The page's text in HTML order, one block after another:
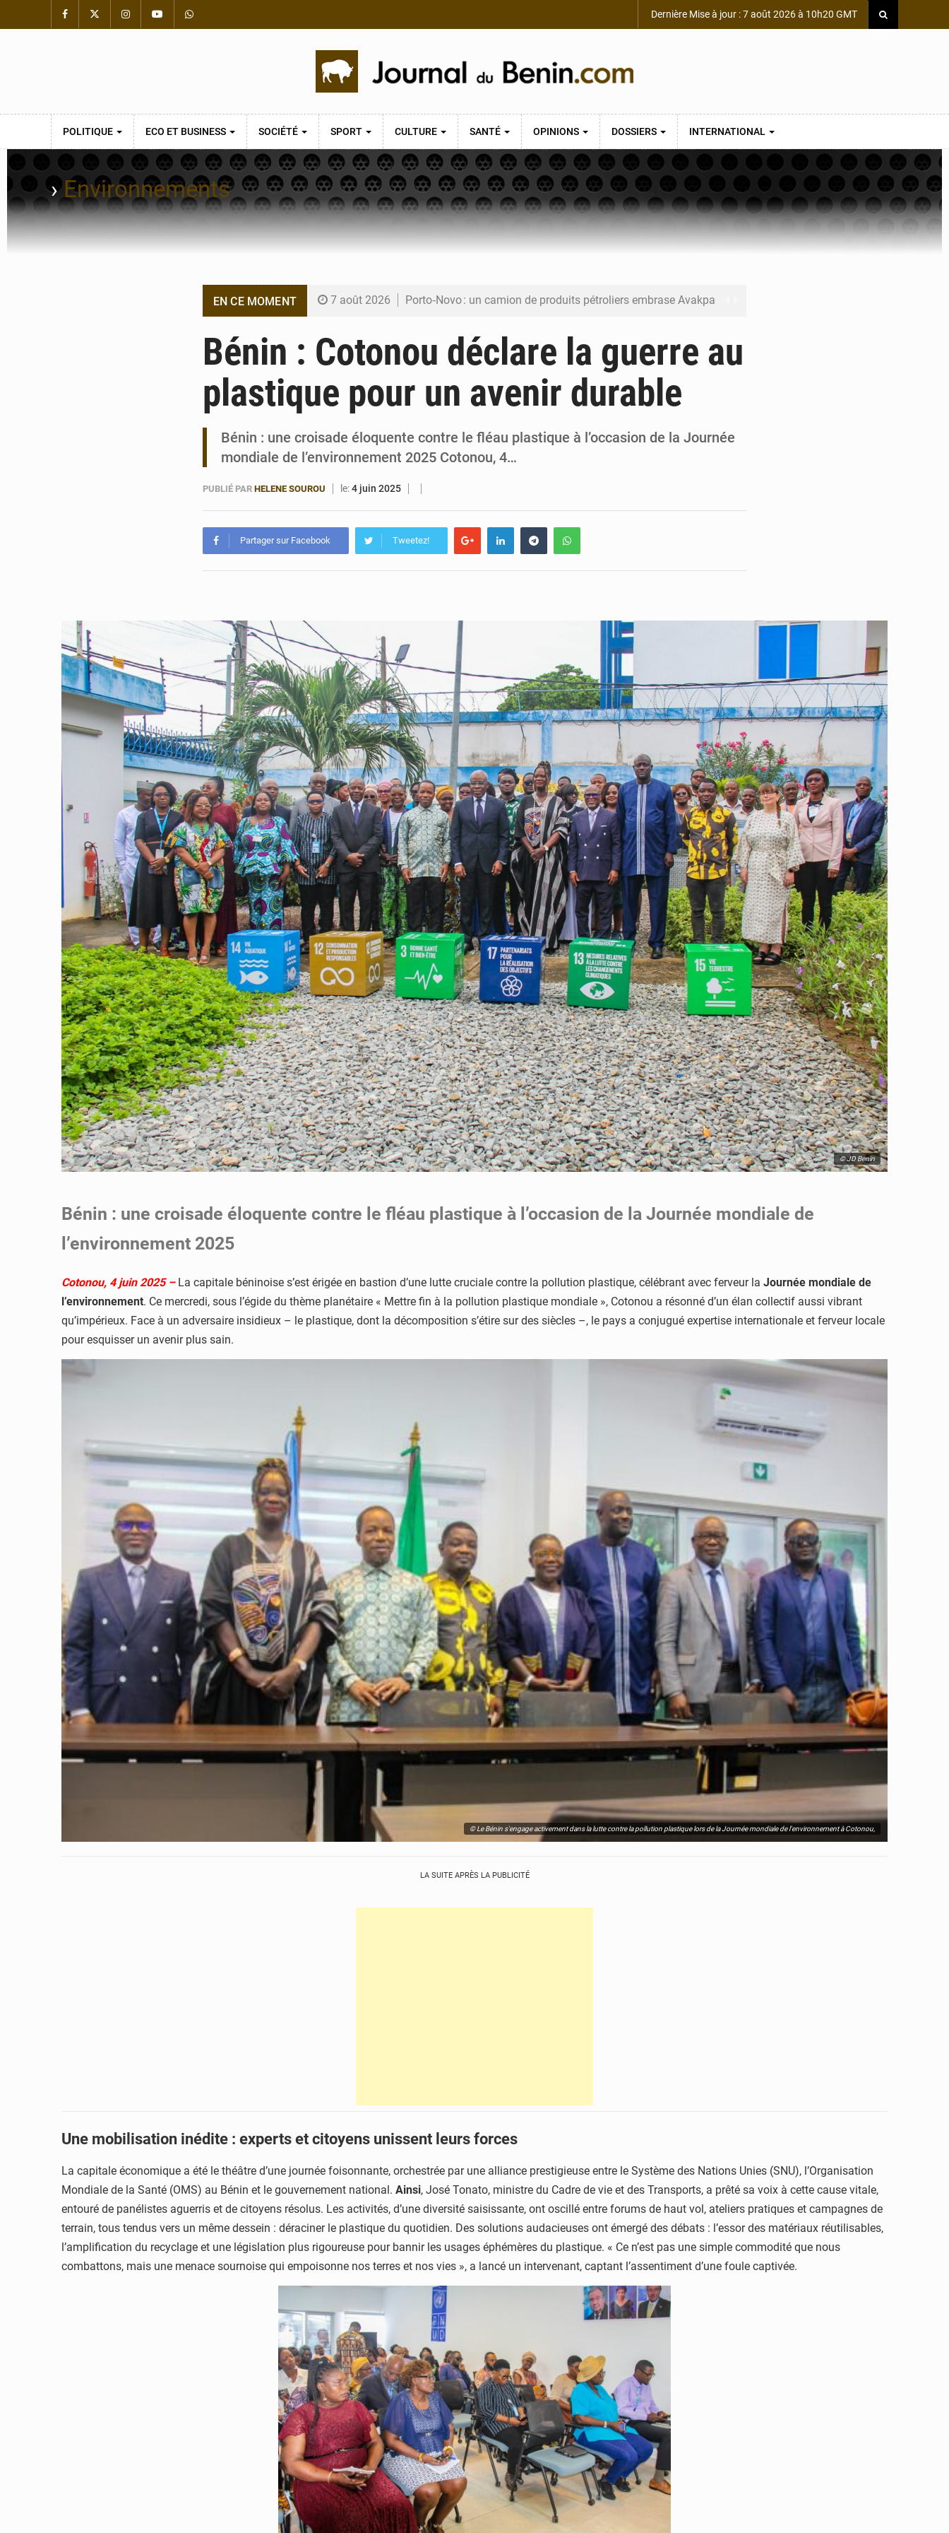
Dernière Mise à jour : 7 août 2026 à 10h20 GMT
POLITIQUE ECO ET BUSINESS SOCIÉTÉ SPORT CULTURE SANTÉ OPINIONS DOSSIERS INTERNATIONAL
›Environnements
EN CE MOMENT 7 août 2026 Porto‑Novo : un camion de produits pétroliers embrase Avakpa
6 août 2026 Bénin : Djogbénou inspecte le chantier du siège de l’Assemblée
6 août 2026 Bénin et Canada scellent un partenariat inédit
Bénin : Cotonou déclare la guerre au
plastique pour un avenir durable
Bénin : une croisade éloquente contre le fléau plastique à l’occasion de la Journée
mondiale de l’environnement 2025 Cotonou, 4…
PUBLIÉ PAR HELENE SOUROU le:4 juin 2025
Partager sur Facebook Tweetez!
© JD Benin
Bénin : une croisade éloquente contre le fléau plastique à l’occasion de la Journée mondiale de
l’environnement 2025
Cotonou, 4 juin 2025 –La capitale béninoise s’est érigée en bastion d’une lutte cruciale contre la pollution plastique, célébrant avec ferveur la Journée mondiale de
l’environnement. Ce mercredi, sous l’égide du thème planétaire « Mettre fin à la pollution plastique mondiale », Cotonou a résonné d’un élan collectif aussi vibrant
qu’impérieux. Face à un adversaire insidieux – le plastique, dont la décomposition s’étire sur des siècles –, le pays a conjugué expertise internationale et ferveur locale
pour esquisser un avenir plus sain.
© Le Bénin s'engage activement dans la lutte contre la pollution plastique lors de la Journée mondiale de l'environnement à Cotonou,
LA SUITE APRÈS LA PUBLICITÉ
Une mobilisation inédite : experts et citoyens unissent leurs forces
La capitale économique a été le théâtre d’une journée foisonnante, orchestrée par une alliance prestigieuse entre le Système des Nations Unies (SNU), l’Organisation
Mondiale de la Santé (OMS) au Bénin et le gouvernement national. Ainsi, José Tonato, ministre du Cadre de vie et des Transports, a prêté sa voix à cette cause vitale,
entouré de panélistes aguerris et de citoyens résolus. Les activités, d’une diversité saisissante, ont oscillé entre forums de haut vol, ateliers pratiques et campagnes de
terrain, tous tendus vers un même dessein : déraciner le plastique du quotidien. Des solutions audacieuses ont émergé des débats : l’essor des matériaux réutilisables,
l’amplification du recyclage et une législation plus rigoureuse pour bannir les usages éphémères du plastique. « Ce n’est pas une simple commodité que nous
combattons, mais une menace sournoise qui empoisonne nos terres et nos vies », a lancé un intervenant, captant l’assentiment d’une foule captivée.